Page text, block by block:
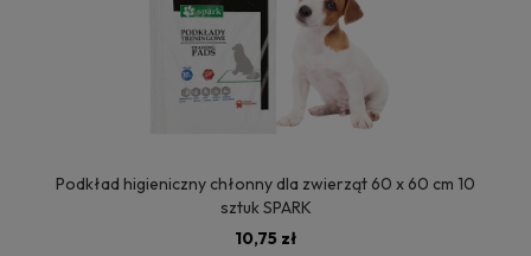
Podkład higieniczny chłonny dla zwierząt 60 x 60 cm 10
sztuk SPARK
10,75 zł